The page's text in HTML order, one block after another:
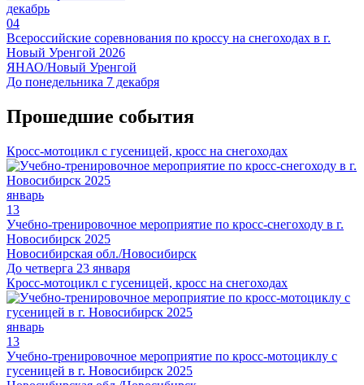
декабрь
04
Всероссийские соревнования по кроссу на снегоходах в г.
Новый Уренгой 2026
ЯНАО/Новый Уренгой
До понедельника 7 декабря
Прошедшие события
Кросс-мотоцикл с гусеницей, кросс на снегоходах
январь
13
Учебно-тренировочное мероприятие по кросс-снегоходу в г.
Новосибирск 2025
Новосибирская обл./Новосибирск
До четверга 23 января
Кросс-мотоцикл с гусеницей, кросс на снегоходах
январь
13
Учебно-тренировочное мероприятие по кросс-мотоциклу с
гусеницей в г. Новосибирск 2025